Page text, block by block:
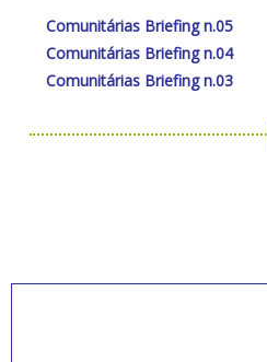
Comunitárias Briefing n.05
Comunitárias Briefing n.04
Comunitárias Briefing n.03